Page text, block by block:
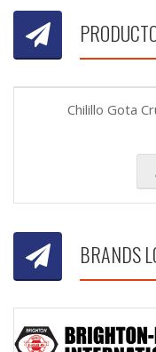
Chilillo Gota
BRANDS